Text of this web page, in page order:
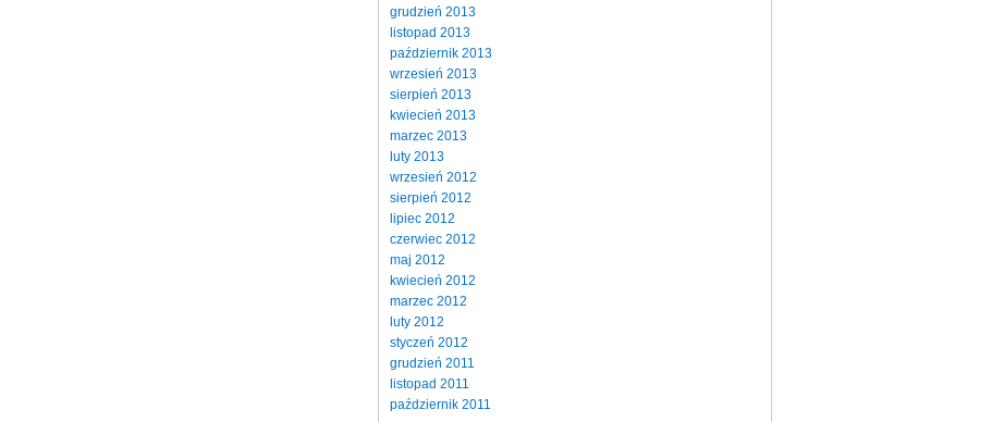
grudzień 2013
listopad 2013
październik 2013
wrzesień 2013
sierpień 2013
kwiecień 2013
marzec 2013
luty 2013
wrzesień 2012
sierpień 2012
lipiec 2012
czerwiec 2012
maj 2012
kwiecień 2012
marzec 2012
luty 2012
styczeń 2012
grudzień 2011
listopad 2011
październik 2011